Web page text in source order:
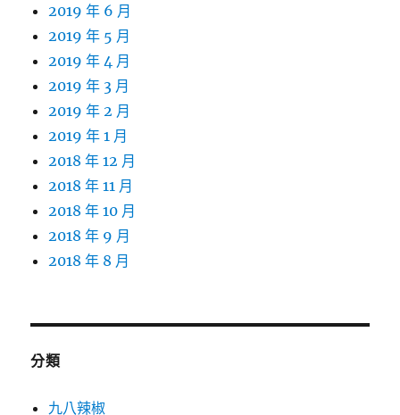
2019 年 6 月
2019 年 5 月
2019 年 4 月
2019 年 3 月
2019 年 2 月
2019 年 1 月
2018 年 12 月
2018 年 11 月
2018 年 10 月
2018 年 9 月
2018 年 8 月
分類
九八辣椒